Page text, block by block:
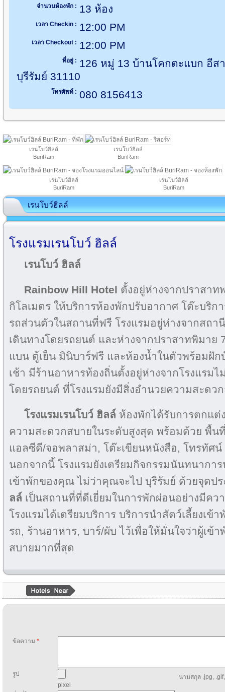
จำนวนห้องพัก : 13 ห้อง
เวลา Checkin : 12:00 PM
เวลา Checkout : 12:00 PM
ที่อยู่ : 126 หมู่ 13 บ้านโคกตะแบก อีส
บุรีรัมย์ 31110
โทรศัพท์ : 080 8156413
เรนโบว์ฮิลล์
BuriRam
เรนโบว์ฮิลล์
BuriRam
เรนโบว์ฮิลล์
BuriRam
เรนโบว์ฮิลล์
BuriRam
เรนโบว์ฮิลล์
โรงแรมเรนโบว์ ฮิลล์
เรนโบว์ ฮิลล์
Rainbow Hill Hotel ตั้งอยู่ห่างจากปราสาท
กิโลเมตร ให้บริการห้องพักปรับอากาศ โต๊ะบริ
รถส่วนตัวในสถานที่ฟรี โรงแรมอยู่ห่างจากสถา
เดินทางโดยรถยนต์ และห่างจากปราสาทพิมาย
แบน ตู้เย็น มินิบาร์ฟรี และห้องน้ำในตัวพร้อมฝัก
เช้า มีร้านอาหารท้องถิ่นตั้งอยู่ห่างจากโรงแรม
โดยรถยนต์ ที่โรงแรมยังมีสิ่งอำนวยความสะดว
โรงแรมเรนโบว์ ฮิลล์ ห้องพักได้รับการตกแต่
ความสะดวกสบายในระดับสูงสุด พร้อมด้วย พื้น
แอลซีดี/จอพลาสม่า, โต๊ะเขียนหนังสือ, โทรทัศ
นอกจากนี้ โรงแรมยังเตรียมกิจกรรมนันทนากา
เข้าพักของคุณ ไม่ว่าคุณจะไป บุรีรัมย์ ด้วยจุดป
ลล์ เป็นสถานที่ที่ดีเยี่ยมในการพักผ่อนอย่างมีค
โรงแรมได้เตรียมบริการ บริการนำสัตว์เลี้ยงเข้
รถ, ร้านอาหาร, บาร์/ผับ ไว้เพื่อให้มั่นใจว่าผู้เข้
สบายมากที่สุด
ข้อความ *
รูป
นามสกุล .jpg,
pixel